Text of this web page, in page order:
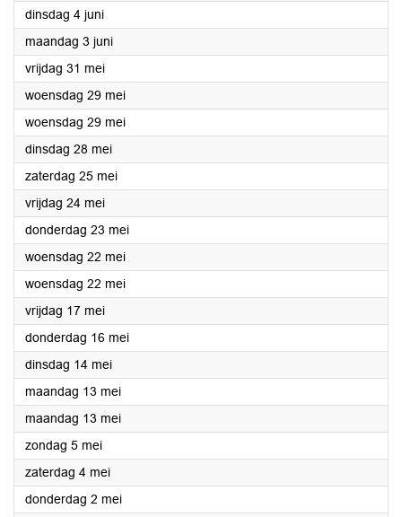
dinsdag 4 juni2024
maandag 3 juni2024
vrijdag 31 mei2024
woensdag 29 mei2024
woensdag 29 mei2024
dinsdag 28 mei2024
zaterdag 25 mei2024
vrijdag 24 mei2024
donderdag 23 mei2024
woensdag 22 mei2024
woensdag 22 mei2024
vrijdag 17 mei2024
donderdag 16 mei2024
dinsdag 14 mei2024
maandag 13 mei2024
maandag 13 mei2024
zondag 5 mei2024
zaterdag 4 mei2024
donderdag 2 mei2024